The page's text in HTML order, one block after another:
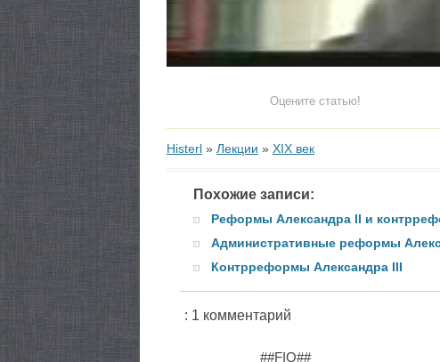
Оцените статью!
Histerl » Лекции » XIX век
Похожие записи:
Реформы Александра II и
Административные реформы
Контрреформы Александра III
: 1 комментарий
##FIO##